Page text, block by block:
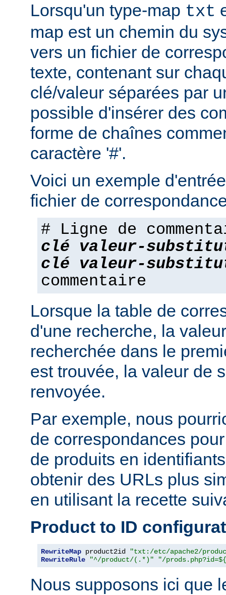
Lorsqu'un type-map txt
map est un chemin du
vers un fichier de
texte, contenant sur
clé/valeur séparées par
possible d'insérer des
forme de chaînes
caractère '#'.
Voici un exemple
fichier de
# Ligne de
clé
valeur-
clé
valeur-
commentaire
Lorsque la table de
d'une recherche, la
recherchée dans le
est trouvée, la valeur de
renvoyée.
Par exemple, nous
de correspondances
de produits en
obtenir des URLs plus
en utilisant la recette
Product to ID
RewriteMap product2id
"txt:/etc/apache2/
RewriteRule
"^/product/(.*)" "/
Nous supposons ici que